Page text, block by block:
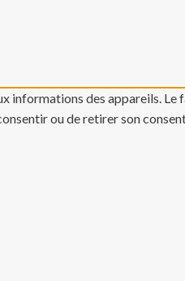
des appareils. Le
ou de retirer son